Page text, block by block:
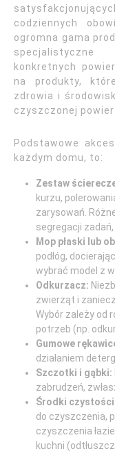
codziennych
ogromna gama
konkretnych
na produkty,
zdrowia i
czyszczonej
Podstawowe
każdym domu, to:
Zestaw
kurzu,
zarysowań.
segregacji zadań,
Mop płaski lub
podłóg,
wybrać model z
Odkurzacz:
zwierząt i
Wybór zależy od
potrzeb (np.
Gumowe
działaniem
Szczotki i gąbki:
zabrudzeń,
Środki
do czyszczenia,
czyszczenia
kuchni